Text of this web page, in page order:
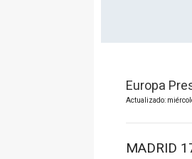
Europa
Actualizado:
MADRID